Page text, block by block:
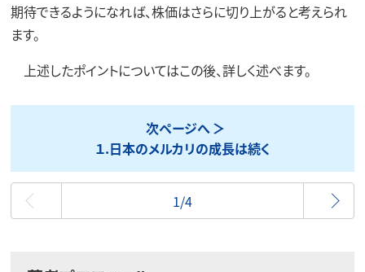
期待できるようになれば、株価はさらに切り上がると考えられ
ます。
上述したポイントについてはこの後、詳しく述べます。
次ページへ
１.日本のメルカリの成長は続く
最初
1/4